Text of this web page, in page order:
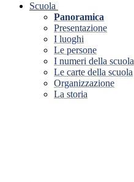
Scuola
Panoramica
Presentazione
I luoghi
Le persone
I numeri della scuola
Le carte della scuola
Organizzazione
La storia